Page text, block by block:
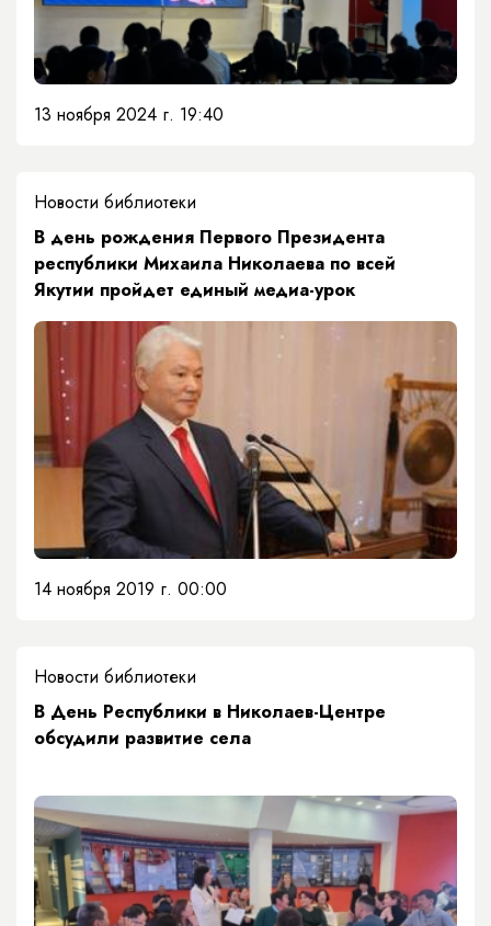
13 ноября 2024 г. 19:40
Новости библиотеки
В день рождения Первого Президента
республики Михаила Николаева по всей
Якутии пройдет единый медиа-урок
14 ноября 2019 г. 00:00
Новости библиотеки
В День Республики в Николаев-Центре
обсудили развитие села